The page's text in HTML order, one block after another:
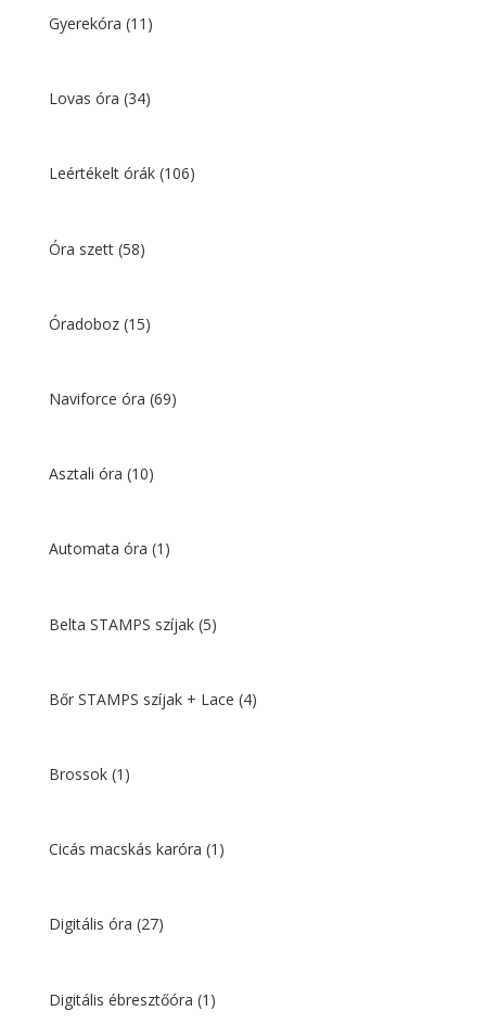
Gyerekóra (11)
Lovas óra (34)
Leértékelt órák (106)
Óra szett (58)
Óradoboz (15)
Naviforce óra (69)
Asztali óra (10)
Automata óra (1)
Belta STAMPS szíjak (5)
Bőr STAMPS szíjak + Lace (4)
Brossok (1)
Cicás macskás karóra (1)
Digitális óra (27)
Digitális ébresztőóra (1)